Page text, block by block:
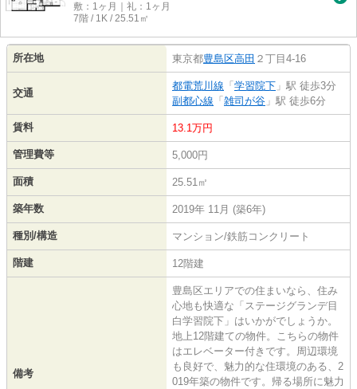
敷：1ヶ月｜礼：1ヶ月
7階 / 1K / 25.51㎡
所在地 東京都豊島区高田 ２丁目4-16
交通
都電荒川線 「 学習院下 」駅 徒歩3分
副都心線 「 雑司が谷 」駅 徒歩6分
賃料 13.1万円
管理費等 5,000円
面積 25.51㎡
築年数 2019年 11月 (築6年)
種別/構造 マンション/鉄筋コンクリート
階建 12階建
備考
豊島区エリアでの住まいなら、住み
心地も快適な「ステージグランデ目
白学習院下」はいかがでしょうか。
地上12階建ての物件。こちらの物件
はエレベーター付きです。周辺環境
も良好で、魅力的な住環境のある、2
019年築の物件です。帰る場所に魅力